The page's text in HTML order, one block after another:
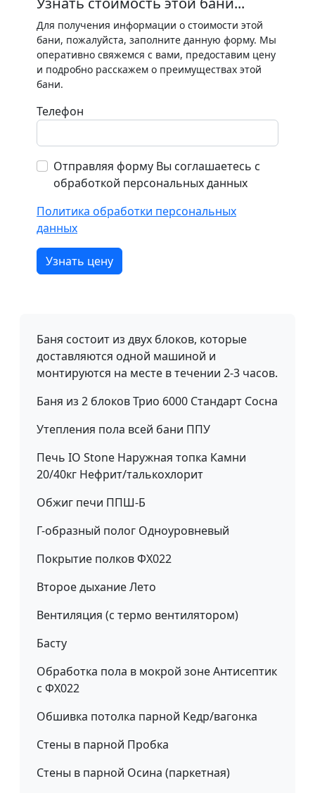
Для получения информации о стоимости этой
бани, пожалуйста, заполните данную форму. Мы
оперативно свяжемся с вами, предоставим цену
и подробно расскажем о преимуществах этой
бани.
Телефон
Отправляя форму Вы соглашаетесь с
обработкой персональных данных
Политика обработки персональных
данных
Узнать цену
Баня состоит из двух блоков, которые
доставляются одной машиной и
монтируются на месте в течении 2-3 часов.
Баня из 2 блоков Трио 6000 Стандарт Сосна
Утепления пола всей бани ППУ
Печь IO Stone Наружная топка Камни
20/40кг Нефрит/талькохлорит
Обжиг печи ППШ-Б
Г-образный полог Одноуровневый
Покрытие полков ФХ022
Второе дыхание Лето
Вентиляция (с термо вентилятором)
Басту
Обработка пола в мокрой зоне Антисептик
с ФХ022
Обшивка потолка парной Кедр/вагонка
Стены в парной Пробка
Стены в парной Осина (паркетная)